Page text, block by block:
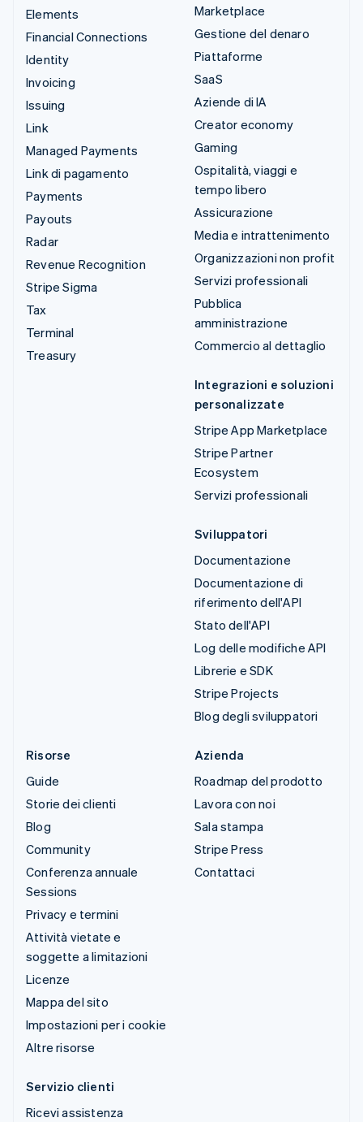
Elements
Financial Connections
Identity
Invoicing
Issuing
Link
Managed Payments
Link di pagamento
Payments
Payouts
Radar
Revenue Recognition
Stripe Sigma
Tax
Terminal
Treasury
Marketplace
Gestione del denaro
Piattaforme
SaaS
Aziende di IA
Creator economy
Gaming
Ospitalità, viaggi e
tempo libero
Assicurazione
Media e intrattenimento
Organizzazioni non profit
Servizi professionali
Pubblica
amministrazione
Commercio al dettaglio
Integrazioni e soluzioni
personalizzate
Stripe App Marketplace
Stripe Partner
Ecosystem
Servizi professionali
Sviluppatori
Documentazione
Documentazione di
riferimento dell'API
Stato dell'API
Log delle modifiche API
Librerie e SDK
Stripe Projects
Blog degli sviluppatori
Risorse
Guide
Storie dei clienti
Blog
Community
Conferenza annuale
Sessions
Privacy e termini
Attività vietate e
soggette a limitazioni
Licenze
Mappa del sito
Impostazioni per i cookie
Altre risorse
Azienda
Roadmap del prodotto
Lavora con noi
Sala stampa
Stripe Press
Contattaci
Servizio clienti
Ricevi assistenza